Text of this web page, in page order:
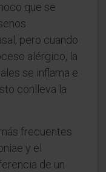
que se
pero cuando
alérgico, la
se inflama e
conlleva la
frecuentes
y el
de un